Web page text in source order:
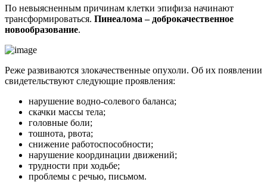
По невыясненным причинам клетки эпифиза начинают
трансформироваться. Пинеалома – доброкачественное
новообразование.
Реже развиваются злокачественные опухоли. Об их появлении
свидетельствуют следующие проявления:
нарушение водно-солевого баланса;
скачки массы тела;
головные боли;
тошнота, рвота;
снижение работоспособности;
нарушение координации движений;
трудности при ходьбе;
проблемы с речью, письмом.